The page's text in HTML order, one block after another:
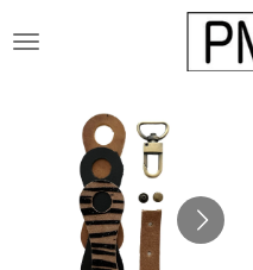
direct
hoofdinhoud